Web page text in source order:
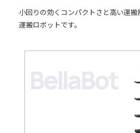
小回りの効くコンパクトさと高い運搬
運搬ロボットです。